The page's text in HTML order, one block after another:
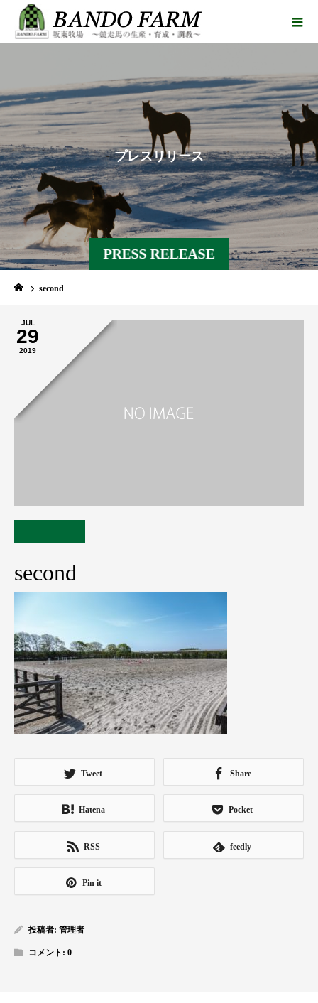
PRESS RELEASE
プレスリリース
second
JUL
29
2019
second
Tweet Share
Hatena Pocket
RSS feedly
Pin it
投稿者: 管理者
コメント: 0